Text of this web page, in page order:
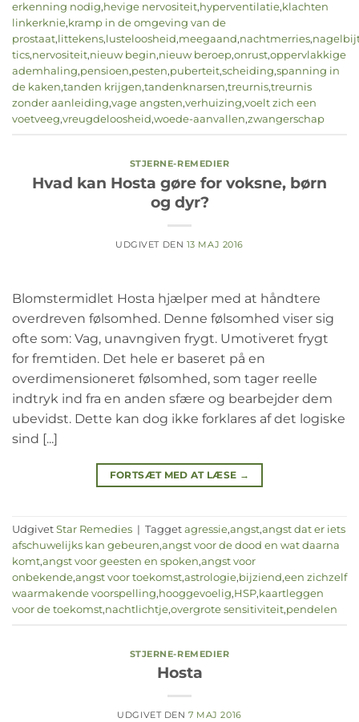
erkenning nodig,hevige nervositeit,hyperventilatie,klachten
linkerknie,kramp in de omgeving van de
prostaat,littekens,lusteloosheid,meegaand,nachtmerries,
tics,nervositeit,nieuw begin,nieuw beroep,onrust,oppervlakkige
ademhaling,pensioen,pesten,puberteit,scheiding,spanning in
de kaken,tanden krijgen,tandenknarsen,treurnis,treurnis
zonder aanleiding,vage angsten,verhuizing,voelt zich een
voetveeg,vreugdeloosheid,woede-aanvallen,zwangerschap
STJERNE-REMEDIER
Hvad kan Hosta gøre for voksne, børn
og dyr?
UDGIVET DEN 13 MAJ 2016
Blomstermidlet Hosta hjælper med at håndtere
overdreven følsomhed. Denne følsomhed viser sig
ofte som: Vag, unavngiven frygt. Umotiveret frygt
for fremtiden. Det hele er baseret på en
overdimensioneret følsomhed, som tager reelle
indtryk ind fra en anden sfære og bearbejder dem
ubevidst. Dette kan dog ikke forklares af det logiske
sind [...]
FORTSÆT MED AT LÆSE →
Udgivet Star Remedies | Tagget agressie,angst,angst dat er iets
afschuwelijks kan gebeuren,angst voor de dood en wat daarna
komt,angst voor geesten en spoken,angst voor
onbekende,angst voor toekomst,astrologie,bijziend,een zichzelf
waarmakende voorspelling,hooggevoelig,HSP,kaartleggen
voor de toekomst,nachtlichtje,overgrote sensitiviteit,pendelen
STJERNE-REMEDIER
Hosta
UDGIVET DEN7 MAJ 2016